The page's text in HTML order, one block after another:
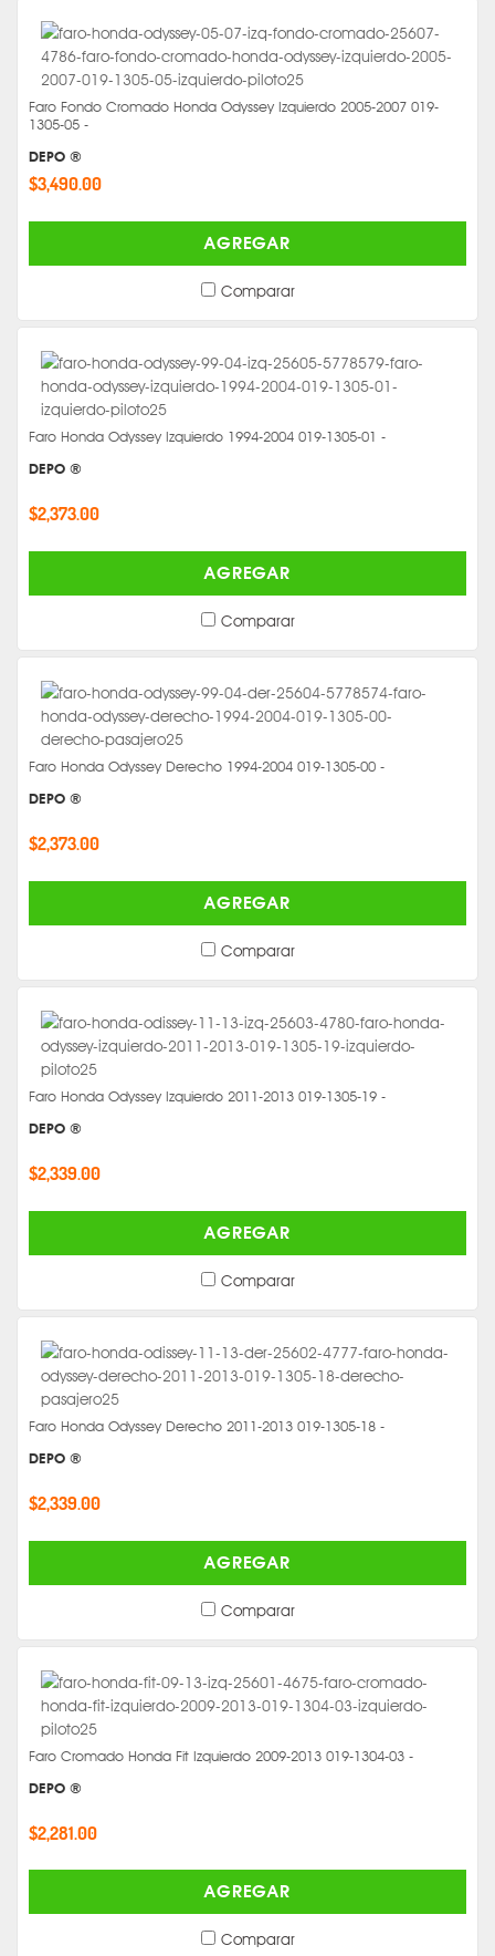
Faro Fondo Cromado Honda Odyssey Izquierdo 2005-2007 019-
1305-05 -
DEPO ®
$3,490.00
AGREGAR
Comparar
Faro Honda Odyssey Izquierdo 1994-2004 019-1305-01 -
DEPO ®
$2,373.00
AGREGAR
Comparar
Faro Honda Odyssey Derecho 1994-2004 019-1305-00 -
DEPO ®
$2,373.00
AGREGAR
Comparar
Faro Honda Odyssey Izquierdo 2011-2013 019-1305-19 -
DEPO ®
$2,339.00
AGREGAR
Comparar
Faro Honda Odyssey Derecho 2011-2013 019-1305-18 -
DEPO ®
$2,339.00
AGREGAR
Comparar
Faro Cromado Honda Fit Izquierdo 2009-2013 019-1304-03 -
DEPO ®
$2,281.00
AGREGAR
Comparar